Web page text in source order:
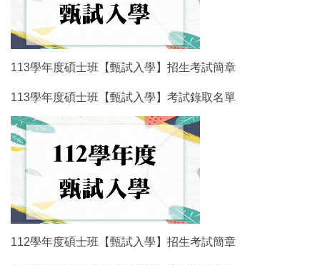
113學年度碩士班【甄試入學】招生考試簡章
113學年度碩士班【甄試入學】考試錄取名單
112學年度碩士班【甄試入學】招生考試簡章